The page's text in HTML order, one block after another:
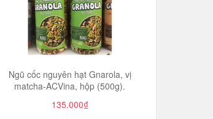
Ngũ cốc nguyên hạt Gnarola, vị
matcha-ACVina, hộp (500g).
135.000₫